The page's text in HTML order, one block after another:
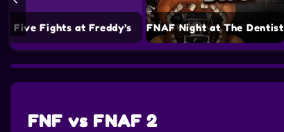
Five Fights at Freddy’s FNAF Night at The Dentist
FNF vs FNAF 2